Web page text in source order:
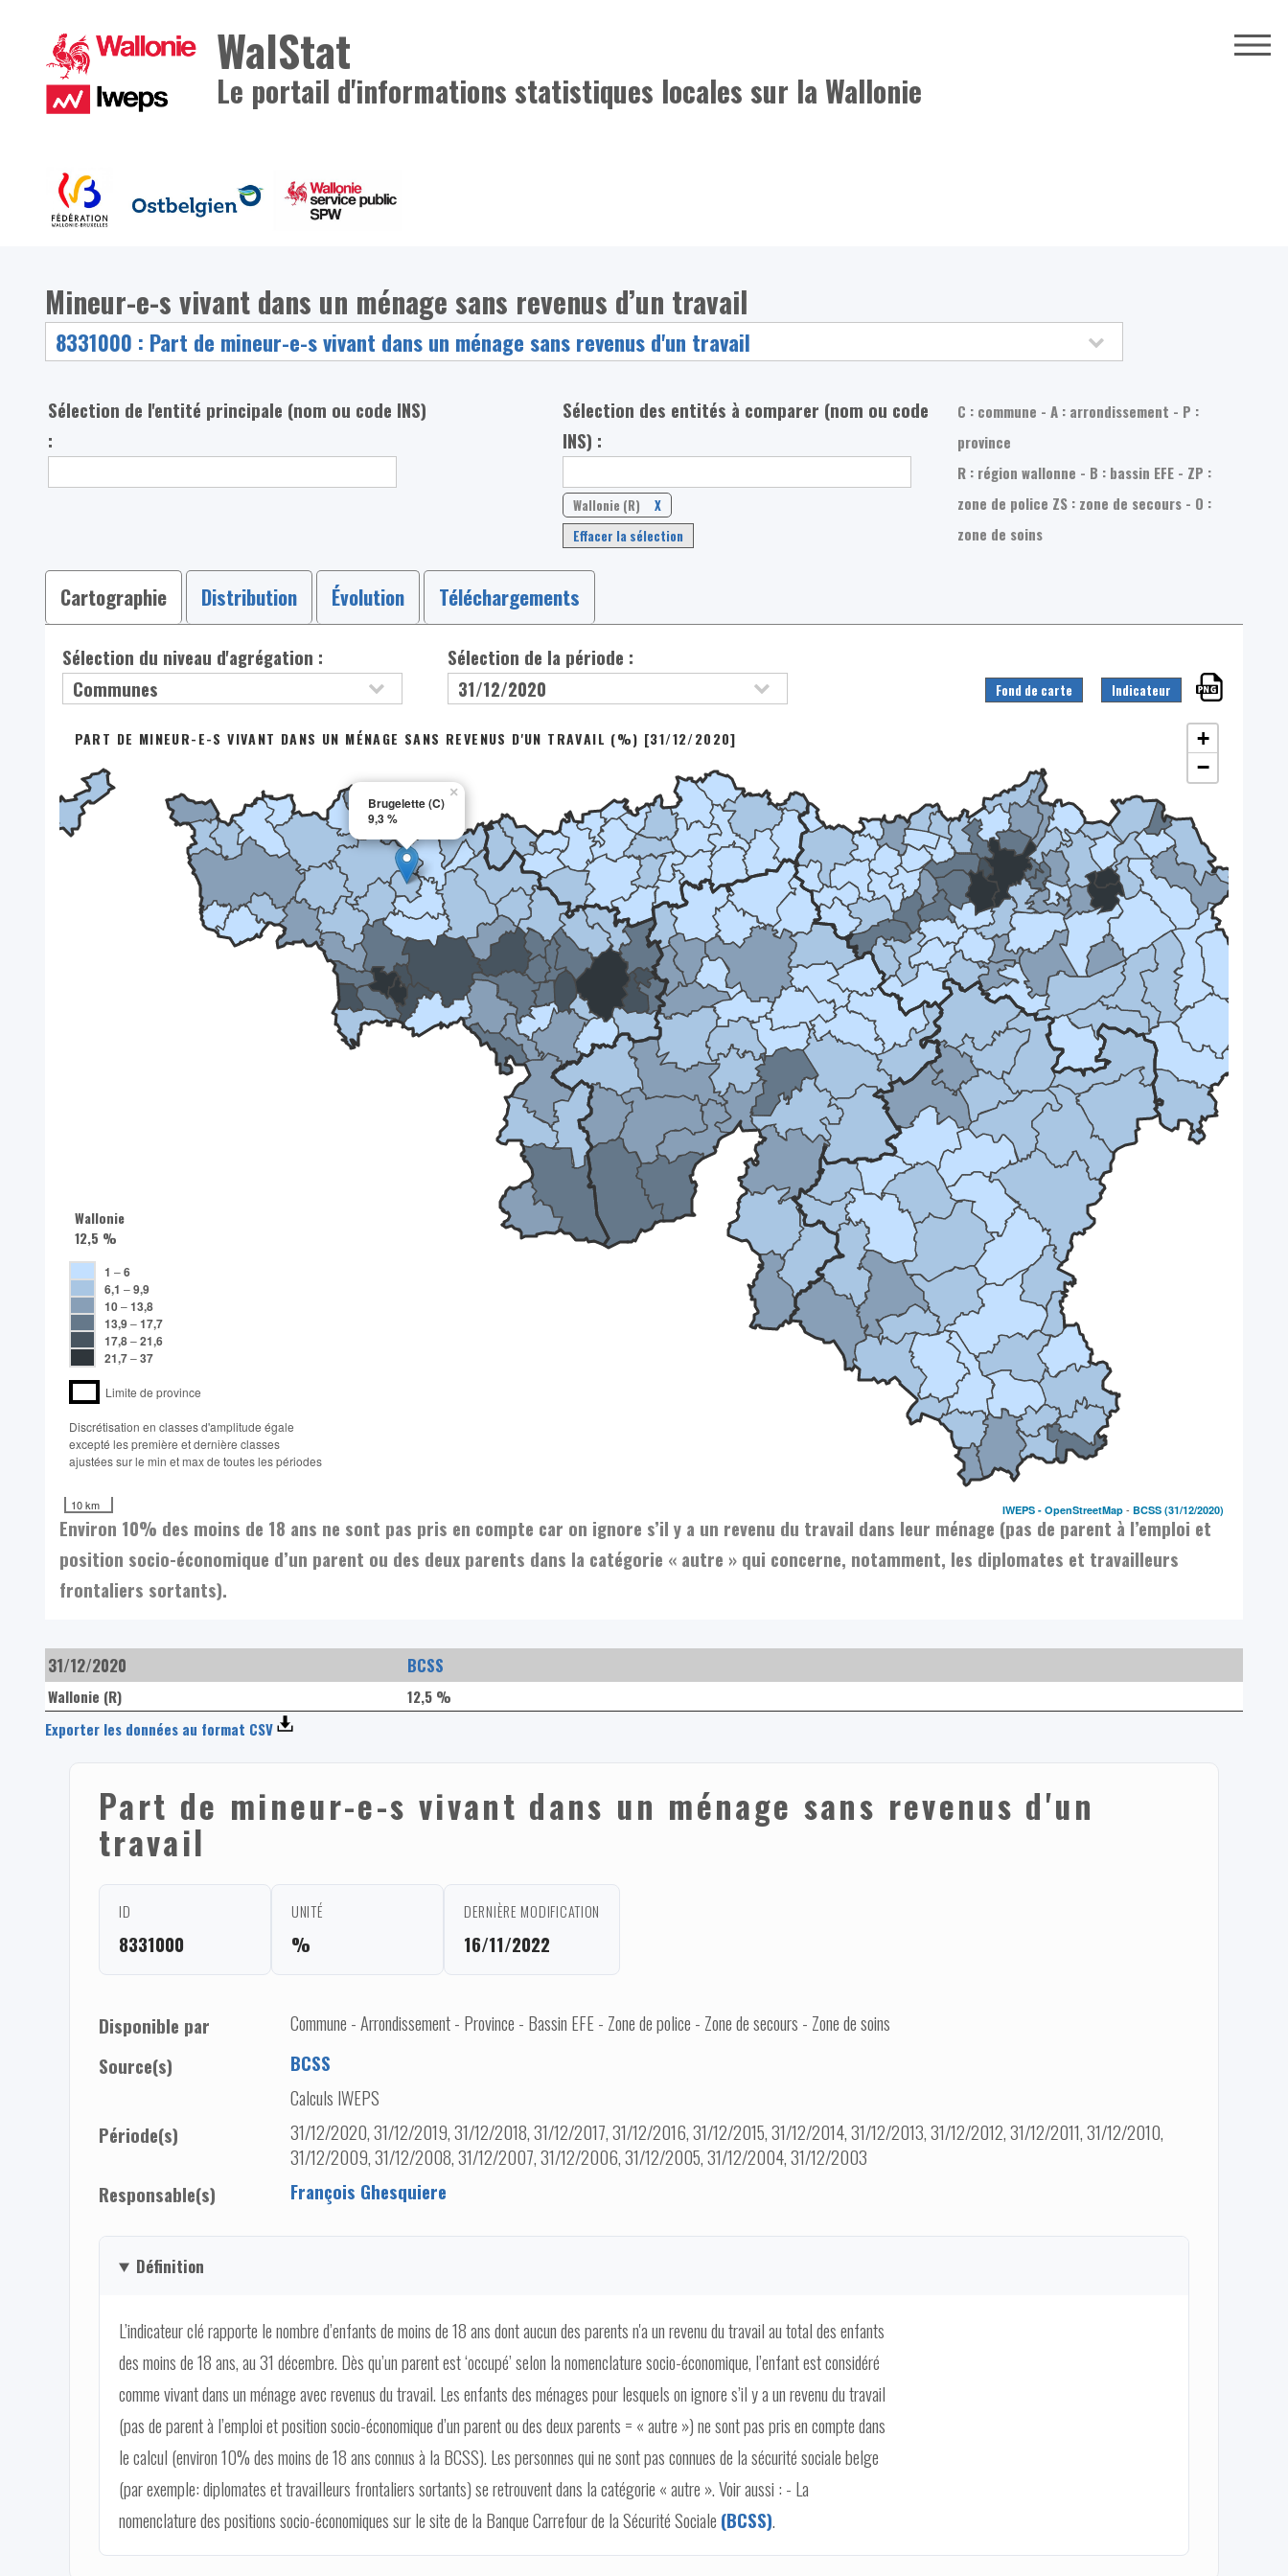
WalStat
Le portail d'informations statistiques locales sur la Wallonie
Mineur-e-s vivant dans un ménage sans revenus d’un travail
Sélection de l'entité principale (nom ou code INS)
:
Sélection des entités à comparer (nom ou code
INS) :
Wallonie (R)
X
Effacer la sélection
C : commune - A : arrondissement - P :
province
R : région wallonne - B : bassin EFE - ZP :
zone de police ZS : zone de secours - O :
zone de soins
Cartographie Distribution Évolution Téléchargements
Sélection du niveau d'agrégation : Sélection de la période :
Fond de carte Indicateur
Brugelette (C)
9,3 %
×
PART DE MINEUR-E-S VIVANT DANS UN MÉNAGE SANS REVENUS D'UN TRAVAIL (%) [31/12/2020]
+
−
Wallonie
12,5 %
1 –6
6,1 –9,9
10–13,8
13,9–17,7
17,8–21,6
21,7–37
Limite de province
Discrétisation en classes d'amplitude égale​
excepté les première et dernière classes
ajustées sur le min et max de toutes les périodes
10 km IWEPS -OpenStreetMap -BCSS (31/12/2020)
Environ 10% des moins de 18 ans ne sont pas pris en compte car on ignore s’il y a un revenu du travail dans leur ménage (pas de parent à l’emploi et
position socio-économique d’un parent ou des deux parents dans la catégorie « autre » qui concerne, notamment, les diplomates et travailleurs
frontaliers sortants).
31/12/2020 BCSS
Wallonie (R)
12,5 %
Exporter les données au format CSV
Part de mineur-e-s vivant dans un ménage sans revenus d'un
travail
ID
8331000
UNITÉ
%
DERNIÈRE MODIFICATION
16/11/2022
Disponible par
Commune - Arrondissement - Province - Bassin EFE - Zone de police - Zone de secours - Zone de soins
Source(s)
BCSS
Calculs IWEPS
Période(s)
31/12/2020, 31/12/2019, 31/12/2018, 31/12/2017, 31/12/2016, 31/12/2015, 31/12/2014, 31/12/2013, 31/12/2012, 31/12/2011, 31/12/2010,
31/12/2009, 31/12/2008, 31/12/2007, 31/12/2006, 31/12/2005, 31/12/2004, 31/12/2003
Responsable(s)
François Ghesquiere
Définition
L’indicateur clé rapporte le nombre d’enfants de moins de 18 ans dont aucun des parents n'a un revenu du travail au total des enfants
des moins de 18 ans, au 31 décembre. Dès qu’un parent est ‘occupé’ selon la nomenclature socio-économique, l’enfant est considéré
comme vivant dans un ménage avec revenus du travail. Les enfants des ménages pour lesquels on ignore s’il y a un revenu du travail
(pas de parent à l’emploi et position socio-économique d’un parent ou des deux parents = « autre ») ne sont pas pris en compte dans
le calcul (environ 10% des moins de 18 ans connus à la BCSS). Les personnes qui ne sont pas connues de la sécurité sociale belge
(par exemple: diplomates et travailleurs frontaliers sortants) se retrouvent dans la catégorie « autre ». Voir aussi : - La
nomenclature des positions socio-économiques sur le site de la Banque Carrefour de la Sécurité Sociale (BCSS).